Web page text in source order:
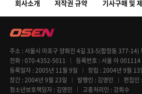
회사소개 저작권 규약 기사구매 및
주소
서울시 마포구 양화진 4길 33-5(합정동 377-14)
전화 070-4352-5011 등록번호
서울 아 001114
등록일자 2005년 11월 9일 창립 2004년 9월 13
창간 2004년 9월 23일 발행인 김영민 편집인
청소년보호책임자 김영민 고충처리인 강희수